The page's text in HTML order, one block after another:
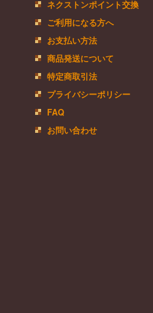
ネクストンポイント交換
ご利用になる方へ
お支払い方法
商品発送について
特定商取引法
プライバシーポリシー
FAQ
お問い合わせ